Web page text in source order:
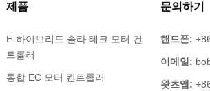
제품
E-하이브리드 솔라 테크 모터 컨
트롤러
통합 EC 모터 컨트롤러
문의하기
핸드폰:
이메일:
왓츠앱: